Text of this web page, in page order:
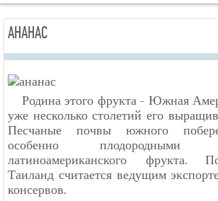
АНАНАС
Родина этого фрукта - Южная
уже несколько столетий его
Песчаные почвы южного
особенно
латиноамериканского фрукта.
Таиланд считается ведущим
консервов.